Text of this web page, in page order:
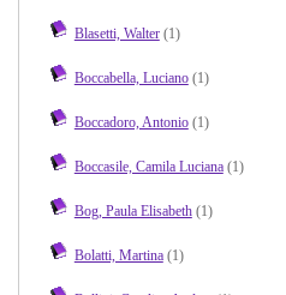
Blasetti, Walter(1)
Boccabella, Luciano(1)
Boccadoro, Antonio(1)
Boccasile, Camila Luciana(1)
Bog, Paula Elisabeth(1)
Bolatti, Martina(1)